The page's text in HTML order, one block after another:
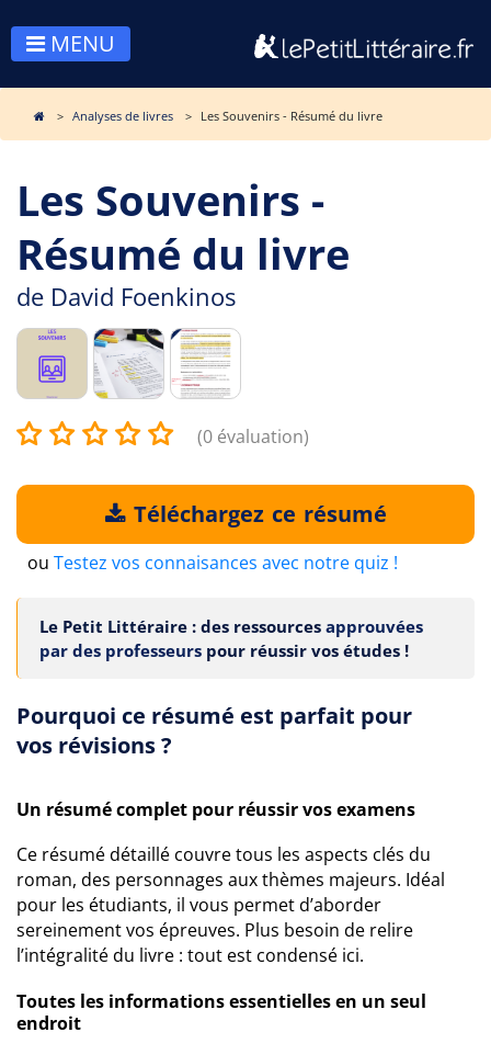
MENU
Analyses de livres Les Souvenirs - Résumé du livre
Les Souvenirs -
Résumé du livre
de David Foenkinos
(0 évaluation)
Téléchargez ce résumé
ou Testez vos connaisances avec notre quiz !
Le Petit Littéraire : des ressources approuvées
par des professeurs pour réussir vos études !
Pourquoi ce résumé est parfait pour
vos révisions ?
Un résumé complet pour réussir vos examens
Ce résumé détaillé couvre tous les aspects clés du
roman, des personnages aux thèmes majeurs. Idéal
pour les étudiants, il vous permet d’aborder
sereinement vos épreuves. Plus besoin de relire
l’intégralité du livre : tout est condensé ici.
Toutes les informations essentielles en un seul
endroit